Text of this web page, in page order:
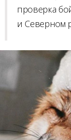
проверка
и Северном